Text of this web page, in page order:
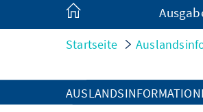
Startseite